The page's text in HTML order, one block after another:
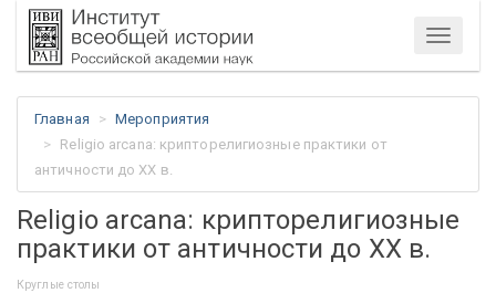
Меню
Главная
Мероприятия
Religio arcana: крипторелигиозные практики от
античности до XX в.
Religio arcana: крипторелигиозные
практики от античности до XX в.
Круглые столы